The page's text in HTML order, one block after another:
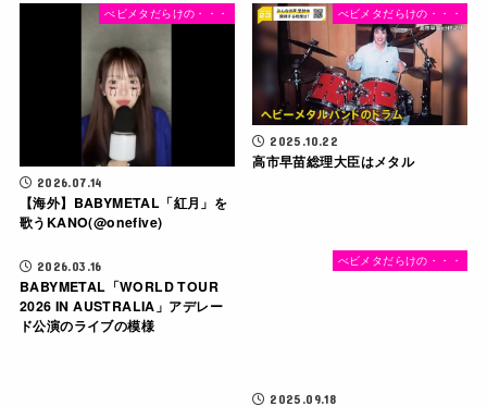
べビメタだらけの・・・
2026.07.14
【海外】BABYMETAL「紅月」を
歌うKANO(@onefive)
べビメタだらけの・・・
2025.10.22
高市早苗総理大臣はメタル
2026.03.16
BABYMETAL「WORLD TOUR
2026 IN AUSTRALIA」アデレー
ド公演のライブの模様
べビメタだらけの・・・
2025.09.18